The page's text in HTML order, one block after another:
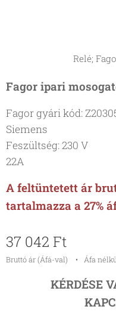
Relé;
Fagor ipari
Fagor gyári kód:
Siemens
Feszültség: 230 V
22A
A feltüntetett ár
tartalmazza a 27%
37 042 Ft
Bruttó ár (Áfá-val) Áfa
KÉRDÉSE